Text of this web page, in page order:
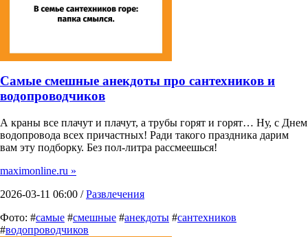
Самые смешные анекдоты про сантехников и
водопроводчиков
А краны все плачут и плачут, а трубы горят и горят… Ну, с Днем
водопровода всех причастных! Ради такого праздника дарим
вам эту подборку. Без пол-литра рассмеешься!
maximonline.ru »
2026-03-11 06:00 /Развлечения
Фото: #самые #смешные #анекдоты #сантехников
#водопроводчиков